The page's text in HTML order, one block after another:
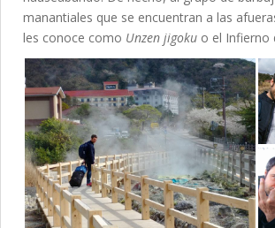
manantiales que se encuentran a las
les conoce como Unzen jigoku o el Infierno